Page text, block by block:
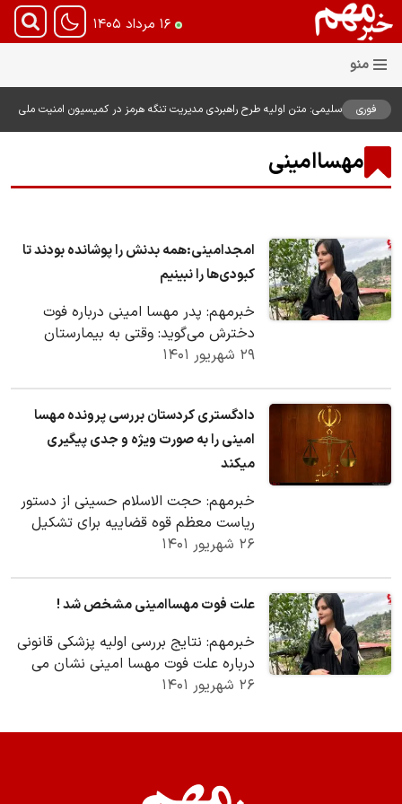
۱۶ مرداد ۱۴۰۵
فوری
سلیمی: متن اولیه طرح راهبردی مدیریت تنگه هرمز در کمیسیون امنیت ملی
مهساامینی
امجدامینی:همه بدنش را پوشانده بودند تا
کبودی‌ها را نبینیم
خبرمهم: پدر مهسا امینی درباره فوت
دخترش می‌گوید: وقتی به بیمارستان
رفتیم، نمی‌گذاشتند مهسا را ببینیم. همه
۲۹ شهریور ۱۴۰۱
دادگستری کردستان بررسی پرونده مهسا
امینی را به صورت ویژه و جدی پیگیری
میکند
خبرمهم: حجت الاسلام حسینی از دستور
ریاست معظم قوه قضاییه برای تشکیل
پرونده ویژه در این خصوص در دادگستری
۲۶ شهریور ۱۴۰۱
علت فوت مهساامینی مشخص شد !
خبرمهم: نتایج بررسی اولیه پزشکی قانونی
درباره علت فوت مهسا امینی نشان می
دهد که وی به علت سکته قلبی فوت کرده
۲۶ شهریور ۱۴۰۱